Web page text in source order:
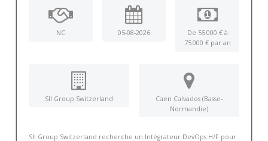
NC 05-08-2026
De 55 000 € à
75 000 € par an
SII Group Switzerland
Caen Calvados (Basse-
Normandie)
SII Group Switzerland recherche un Intégrateur DevOps H/F pour